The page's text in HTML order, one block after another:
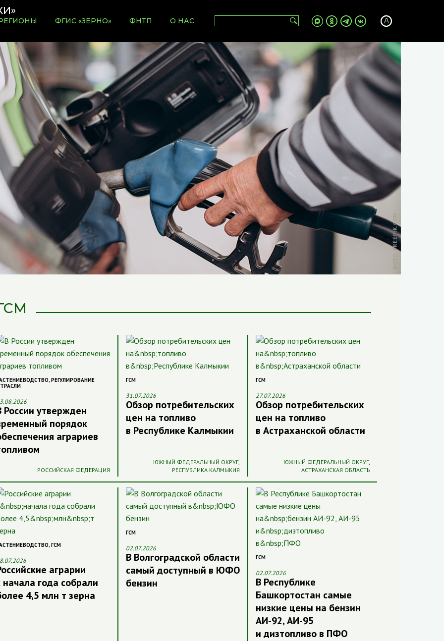
ФГИС «ЗЕРНО» ФНТП О НАС
, РЕГУЛИРОВАНИЕ
России утвержден
порядок
аграриев
РОССИЙСКАЯ ФЕДЕРАЦИЯ
ГСМ
31.07.2026
Обзор потребительских
цен на топливо
в Республике Калмыкии
ЮЖНЫЙ ФЕДЕРАЛЬНЫЙ ОКРУГ,
РЕСПУБЛИКА КАЛМЫКИЯ
ГСМ
27.07.2026
Обзор потребительских
цен на топливо
в Астраханской области
ЮЖНЫЙ ФЕДЕРАЛЬНЫЙ ОКРУГ,
АСТРАХАНСКАЯ ОБЛАСТЬ
, ГСМ
аграрии
начала года собрали
4,5 млн т зерна
ГСМ
02.07.2026
В Волгоградской области
самый доступный в ЮФО
бензин
ГСМ
02.07.2026
В Республике
Башкортостан самые
низкие цены на бензин
АИ-92, АИ-95
и дизтопливо в ПФО